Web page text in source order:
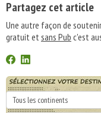
Partagez cet article
Une autre façon de
gratuit etsans Pub c'est